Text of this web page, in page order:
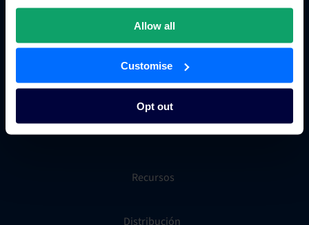
Allow all
Customise
Opt out
Motor de reservas para hoteles
Creador de sitios web para hoteles
Gestión inteligente de tarifas hoteleras
Metabuscadores para hoteles
Procesamiento de pagos hoteleros
Sistema de distribución global (GDS)
Tienda de aplicaciones para hoteles
Recursos
Distribución